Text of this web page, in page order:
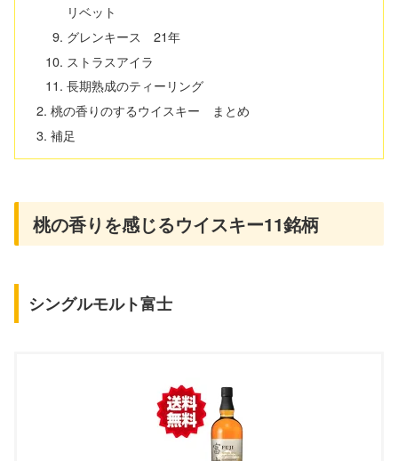
リベット
グレンキース 21年
ストラスアイラ
長期熟成のティーリング
桃の香りのするウイスキー まとめ
補足
桃の香りを感じるウイスキー11銘柄
シングルモルト富士